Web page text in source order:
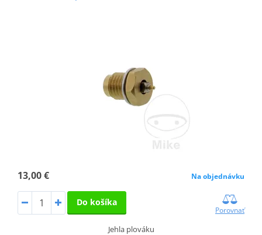
13,00 € Na objednávku
Do košíka
Porovnať
Jehla plováku